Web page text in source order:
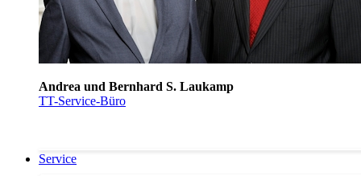
Andrea und Bernhard S. Laukamp
TT-Service-Büro
Service